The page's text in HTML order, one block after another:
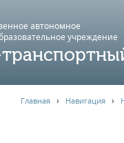
автономное
учреждение
Главная› Навигация›